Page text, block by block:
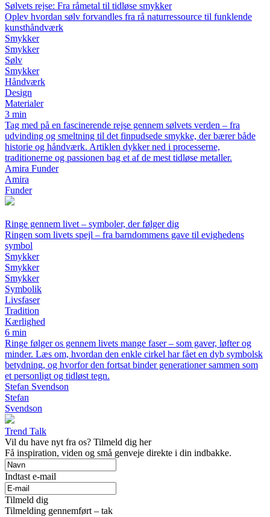
Sølvets rejse: Fra råmetal til tidløse smykker
Oplev hvordan sølv forvandles fra rå naturressource til funklende
kunsthåndværk
Smykker
Smykker
Sølv
Smykker
Håndværk
Design
Materialer
3 min
Tag med på en fascinerende rejse gennem sølvets verden – fra
udvinding og smeltning til det finpudsede smykke, der bærer både
historie og håndværk. Artiklen dykker ned i processerne,
traditionerne og passionen bag et af de mest tidløse metaller.
Amira Funder
Amira
Funder
Ringe gennem livet – symboler, der følger dig
Ringen som livets spejl – fra barndommens gave til evighedens
symbol
Smykker
Smykker
Smykker
Symbolik
Livsfaser
Tradition
Kærlighed
6 min
Ringe følger os gennem livets mange faser – som gaver, løfter og
minder. Læs om, hvordan den enkle cirkel har fået en dyb symbolsk
betydning, og hvorfor den fortsat binder generationer sammen som
et personligt og tidløst tegn.
Stefan Svendson
Stefan
Svendson
Trend Talk
Vil du have nyt fra os? Tilmeld dig her
Få inspiration, viden og små genveje direkte i din indbakke.
Indtast e-mail
Tilmeld dig
Tilmelding gennemført – tak